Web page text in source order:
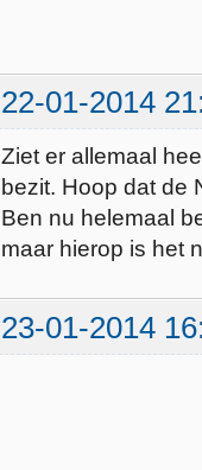
22-01-2014
Ziet er allemaal
bezit. Hoop dat de
Ben nu helemaal
maar hierop is het
23-01-2014